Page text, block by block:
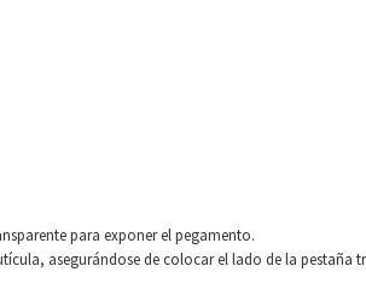
para exponer el pegamento.
asegurándose de colocar el lado de la pestaña